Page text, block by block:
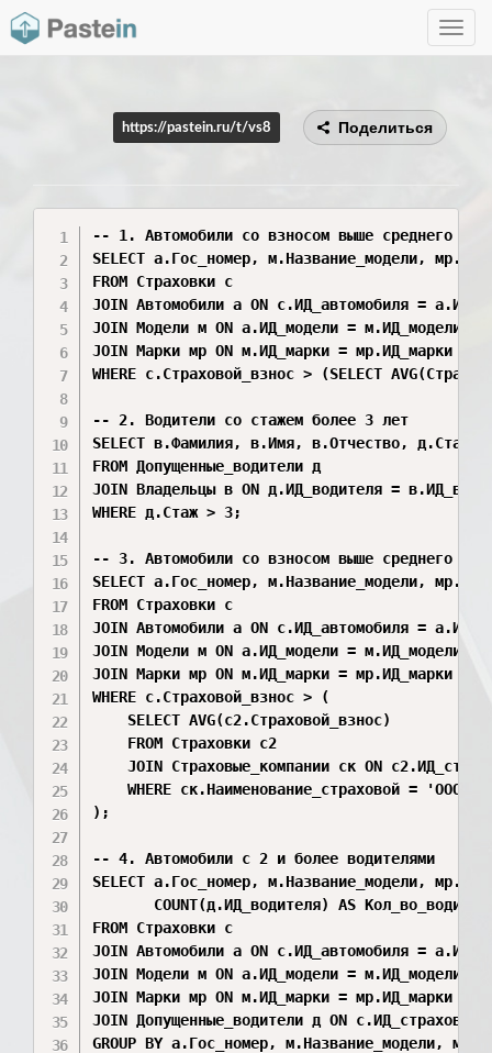
Toggle
https://pastein.ru/t/vs8 Поделиться
-- 1. Автомобили со взносом выше среднего
SELECT а.Гос_номер, м.Название_модели,
FROM Страховки с
JOIN Автомобили а ON с.ИД_автомобиля =
JOIN Модели м ON а.ИД_модели = м.ИД_модели
JOIN Марки мр ON м.ИД_марки = мр.ИД_марки
WHERE с.Страховой_взнос > (SELECT
-- 2. Водители со стажем более 3 лет
SELECT в.Фамилия, в.Имя, в.Отчество, д.Стаж,
FROM Допущенные_водители д
JOIN Владельцы в ON д.ИД_водителя =
WHERE д.Стаж > 3;
-- 3. Автомобили со взносом выше среднего по
SELECT а.Гос_номер, м.Название_модели,
FROM Страховки с
JOIN Автомобили а ON с.ИД_автомобиля =
JOIN Модели м ON а.ИД_модели = м.ИД_модели
JOIN Марки мр ON м.ИД_марки = мр.ИД_марки
WHERE с.Страховой_взнос > (
    SELECT AVG(с2.Страховой_взнос)
    FROM Страховки с2
JOIN Страховые_компании ск ON
WHERE ск.Наименование_страховой = 'ООО
);
-- 4. Автомобили с 2 и более водителями
SELECT а.Гос_номер, м.Название_модели,
COUNT(д.ИД_водителя) AS
FROM Страховки с
JOIN Автомобили а ON с.ИД_автомобиля =
JOIN Модели м ON а.ИД_модели = м.ИД_модели
JOIN Марки мр ON м.ИД_марки = мр.ИД_марки
JOIN Допущенные_водители д ON с.ИД_страховки
GROUP BY а.Гос_номер, м.Название_модели,